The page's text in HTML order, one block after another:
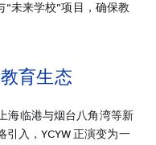
未来学校”项目，确保教
育生态
海临港与烟台八角湾等新
引入，YCYW 正演变为一